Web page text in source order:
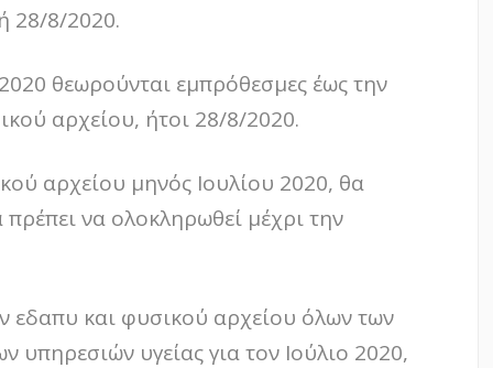
28/8/2020.
θεωρούνται εμπρόθεσμες έως την
αρχείου, ήτοι 28/8/2020.
αρχείου μηνός Ιουλίου 2020, θα
να ολοκληρωθεί μέχρι την
εδαπυ και φυσικού αρχείου όλων των
υγείας για τον Ιούλιο 2020,